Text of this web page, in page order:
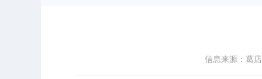
信息来源：葛